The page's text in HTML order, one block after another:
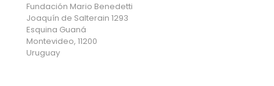
Fundación Mario Benedetti
Joaquín de Salterain 1293
Esquina Guaná
Montevideo, 11200
Uruguay